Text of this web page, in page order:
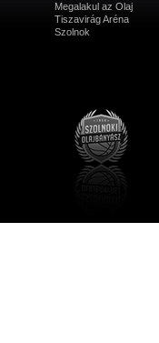
Megalakul az Olaj
Tiszavirág Aréna
Szolnok